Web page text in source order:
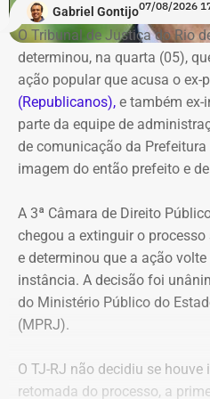
Gabriel Gontijo07/08/2026
O Tribunal de Justiça do Rio
determinou, na quarta (05),
ação popular que acusa o ex-
(Republicanos), e também ex-
parte da equipe de
de comunicação da
imagem do então prefeito e
A 3ª Câmara de Direito
chegou a extinguir o
e determinou que a ação
instância. A decisão foi
do Ministério Público do
(MPRJ).
O TJ-RJ não decidiu se houve
retomada do processo, a